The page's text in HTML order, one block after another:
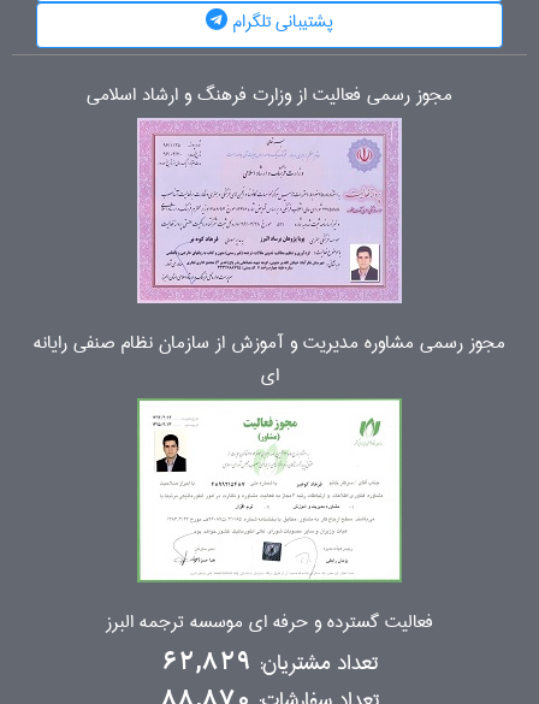
پشتیبانی تلگرام
مجوز رسمی فعالیت از وزارت فرهنگ و ارشاد اسلامی
مجوز رسمی مشاوره مدیریت و آموزش از سازمان نظام صنفی رایانه
ای
فعالیت گسترده و حرفه ای موسسه ترجمه البرز
تعداد مشتریان: 62,829